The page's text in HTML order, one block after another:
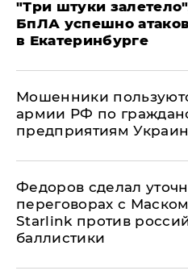
"Три штуки
БпЛА успешно
в Екатеринбурге
Мошенники
армии РФ по
предприятиям
Федоров сделал
переговорах с
Starlink против
баллистики